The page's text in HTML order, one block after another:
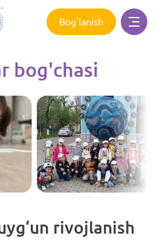
Bog'lanish
bog'chasi
rivojlanish